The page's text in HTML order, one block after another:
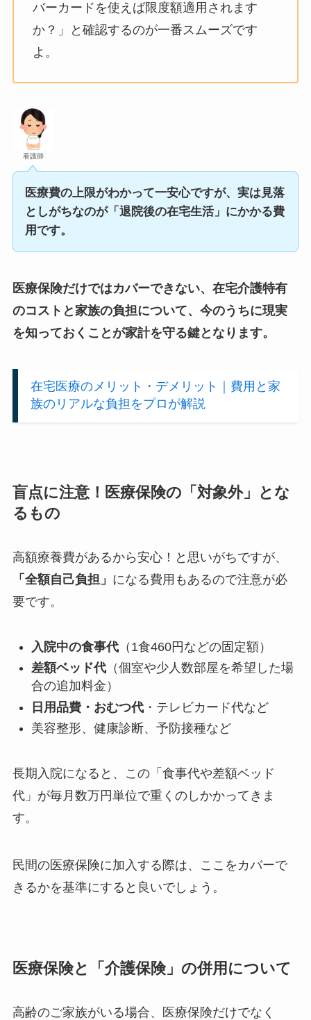
バーカードを使えば限度額適用されます
か？」と確認するのが一番スムーズです
よ。
看護師
医療費の上限がわかって一安心ですが、実は見落
としがちなのが「退院後の在宅生活」にかかる費
用です。
医療保険だけではカバーできない、在宅介護特有
のコストと家族の負担について、今のうちに現実
を知っておくことが家計を守る鍵となります。
在宅医療のメリット・デメリット｜ 費用と家
族のリアルな負担をプロが解説
盲点に注意！医療保険の「対象外」とな
るもの
高額療養費があるから安心！と思いがちですが、
「全額自己負担」 になる費用もあるので注意が必
要です。
入院中の食事代（1食460円などの固定額）
差額ベッド代（個室や少人数部屋を希望した場
合の追加料金）
日用品費・おむつ代・テレビカード代など
美容整形、健康診断、予防接種など
長期入院になると、この「食事代や差額ベッド
代」が毎月数万円単位で重くのしかかってきま
す。
民間の医療保険に加入する際は、ここをカバーで
きるかを基準にすると良いでしょう。
医療保険と「介護保険」の併用について
高齢のご家族がいる場合、医療保険だけでなく